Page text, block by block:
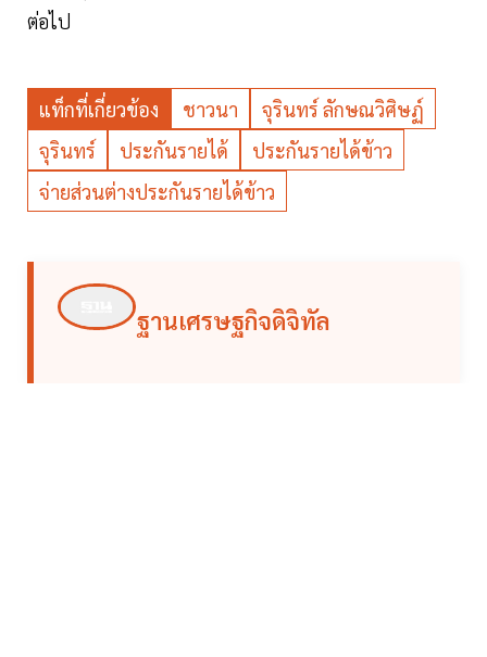
ต่อไป
แท็กที่เกี่ยวข้อง ชาวนา
จุรินทร์ ลักษณวิศิษฏ์
จุรินทร์
ประกันรายได้
ประกันรายได้ข้าว
จ่ายส่วนต่างประกันรายได้ข้าว
ฐานเศรษฐกิจดิจิทัล